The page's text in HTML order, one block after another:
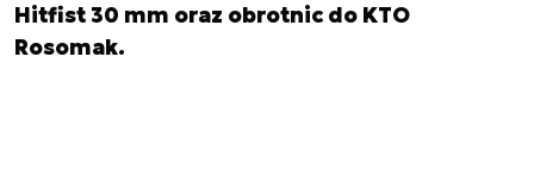
Hitfist 30 mm oraz obrotnic do KTO
Rosomak.